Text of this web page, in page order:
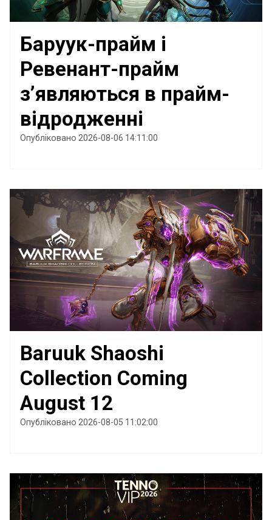
Баруук-прайм і
Ревенант-прайм
з’являються в прайм-
відродженні
Опубліковано 2026-08-06 14:11:00
Baruuk Shaoshi
Collection Coming
August 12
Опубліковано 2026-08-05 11:02:00